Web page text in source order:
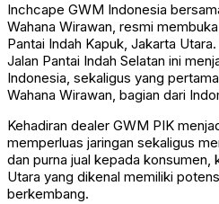
Inchcape GWM Indonesia
Wahana Wirawan, resmi
Pantai Indah Kapuk, Jakarta
Jalan Pantai Indah Selatan ini
Indonesia, sekaligus yang
Wahana Wirawan, bagian dari
Kehadiran dealer GWM PIK
memperluas jaringan sekaligus
dan purna jual kepada konsumen,
Utara yang dikenal memiliki
berkembang.